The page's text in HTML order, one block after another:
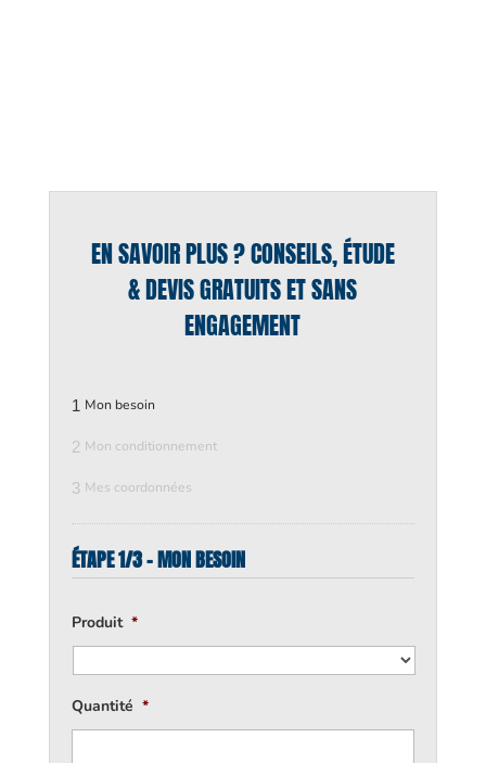
EN SAVOIR PLUS ? CONSEILS, ÉTUDE
& DEVIS GRATUITS ET SANS
ENGAGEMENT
1 Mon besoin
2 Mon conditionnement
3 Mes coordonnées
ÉTAPE 1/3 - MON BESOIN
Produit *
Quantité *